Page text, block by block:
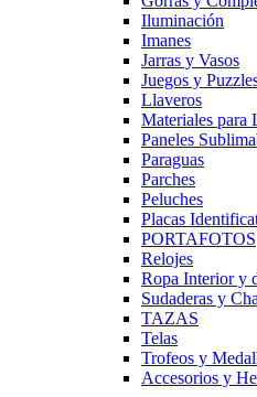
Iluminación
Imanes
Jarras y Vasos
Juegos y
Llaveros
Materiales para
Paneles
Paraguas
Parches
Peluches
Placas
PORTAFOTOS
Relojes
Ropa Interior y
Sudaderas y
TAZAS
Telas
Trofeos y
Accesorios y